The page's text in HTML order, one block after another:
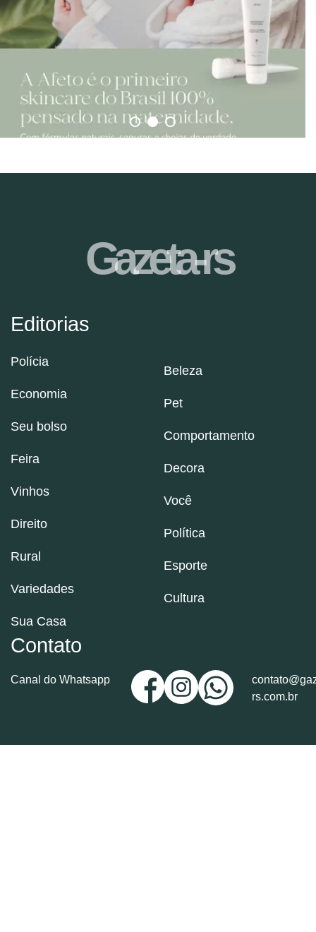
Editorias
Polícia
Economia
Seu bolso
Feira
Vinhos
Direito
Rural
Variedades
Sua Casa
Beleza
Pet
Comportamento
Decora
Você
Política
Esporte
Cultura
Contato
Canal do Whatsapp
rs.com.br
Gazeta-rs